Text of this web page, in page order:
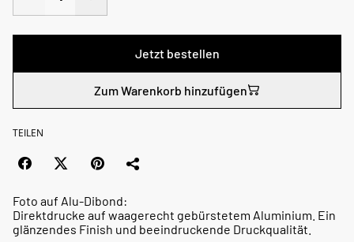
Jetzt bestellen
Zum Warenkorb hinzufügen
TEILEN
Foto auf Alu-Dibond:
Direktdrucke auf waagerecht gebürstetem Aluminium. Ein
glänzendes Finish und beeindruckende Druckqualität.